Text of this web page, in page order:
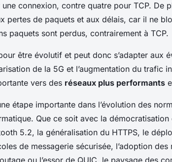
connexion, contre quatre pour TCP. De
pertes de paquets et aux délais, car il ne
paquets sont perdus, contrairement à TCP.
être évolutif et peut donc s’adapter aux
de la 5G et l’augmentation du trafic
vers des réseaux plus performants
étape importante dans l’évolution des
Que ce soit avec la démocratisation
5.2, la généralisation du HTTPS, le
de messagerie sécurisée, l’adoption des